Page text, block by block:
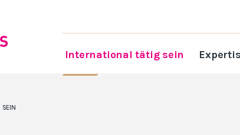
International tätig sein
SEIN